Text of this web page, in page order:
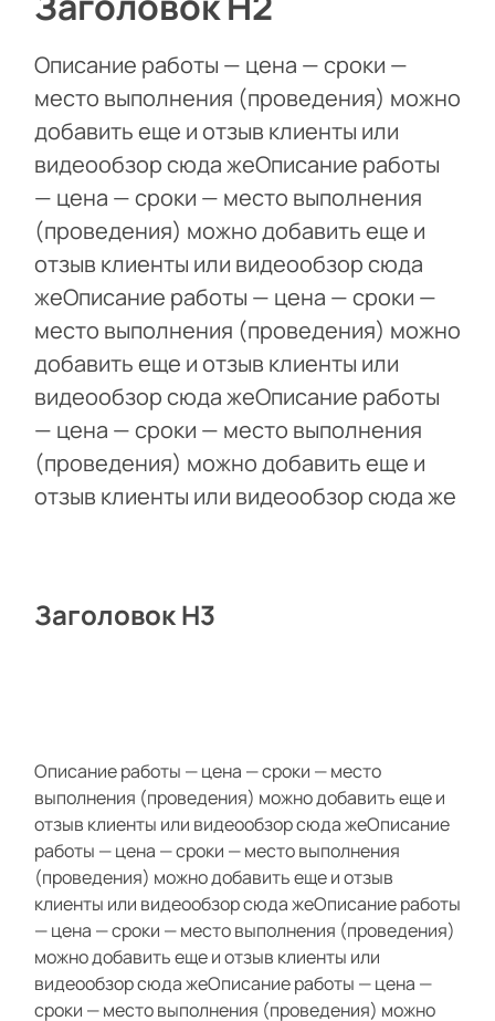
Описание работы — цена — сроки —
место выполнения (проведения) можно
добавить еще и отзыв клиенты или
видеообзор сюда жеОписание работы
— цена — сроки — место выполнения
(проведения) можно добавить еще и
отзыв клиенты или видеообзор сюда
жеОписание работы — цена — сроки —
место выполнения (проведения) можно
добавить еще и отзыв клиенты или
видеообзор сюда жеОписание работы
— цена — сроки — место выполнения
(проведения) можно добавить еще и
отзыв клиенты или видеообзор сюда же
Заголовок Н3
Описание работы — цена — сроки — место
выполнения (проведения) можно добавить еще и
отзыв клиенты или видеообзор сюда жеОписание
работы — цена — сроки — место выполнения
(проведения) можно добавить еще и отзыв
клиенты или видеообзор сюда жеОписание работы
— цена — сроки — место выполнения (проведения)
можно добавить еще и отзыв клиенты или
видеообзор сюда жеОписание работы — цена —
сроки — место выполнения (проведения) можно